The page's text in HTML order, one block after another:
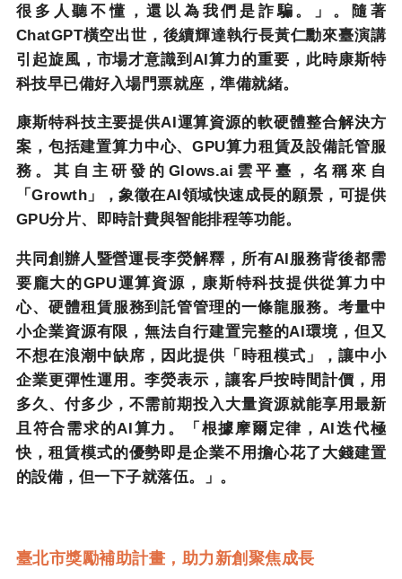
很多人聽不懂，還以為我們是詐騙。」。隨著
ChatGPT橫空出世，後續輝達執行長黃仁勳來臺演講
引起旋風，市場才意識到 AI算力的重要，此時康斯特
科技早已備好入場門票就座，準備就緒。
康斯特科技主要提供AI運算資源的軟硬體整合解決方
案，包括建置算力中心、GPU算力租賃及設備託管服
務。其自主研發的 Glows.ai 雲平臺，名稱來自
「Growth 」，象徵在AI領域快速成長的願景，可提供
GPU分片、即時計費與智能排程等功能。
共同創辦人暨營運長李熒解釋，所有AI服務背後都需
要龐大的GPU運算資源，康斯特科技提供從算力中
心、硬體租賃服務到託管管理的一條龍服務。考量中
小企業資源有限，無法自行建置完整的AI環境，但又
不想在浪潮中缺席，因此提供「時租模式」，讓中小
企業更彈性運用。李熒表示，讓客戶按時間計價，用
多久、付多少，不需前期投入大量資源就能享用最新
且符合需求的AI算力。「根據摩爾定律， AI迭代極
快，租賃模式的優勢即是企業不用擔心花了大錢建置
的設備，但一下子就落伍。」。
臺北市獎勵補助計畫，助力新創聚焦成長